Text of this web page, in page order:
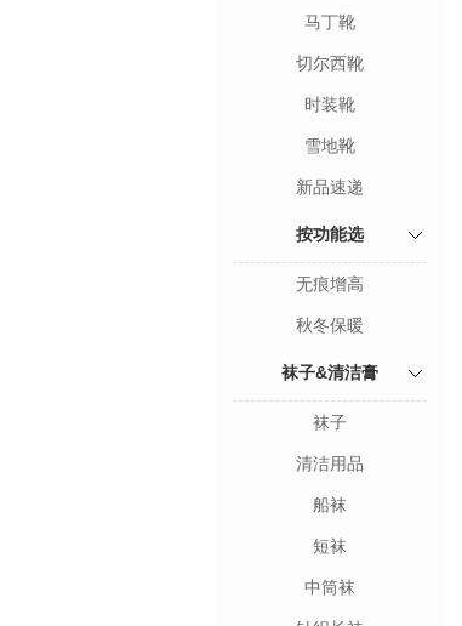
马丁靴
切尔西靴
时装靴
雪地靴
新品速递
按功能选
无痕增高
秋冬保暖
袜子&清洁膏
袜子
清洁用品
船袜
短袜
中筒袜